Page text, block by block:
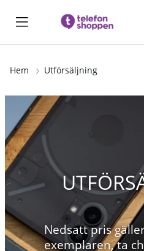
Hem Utförsäljning
Nedsatt pris
exemplaren, ta